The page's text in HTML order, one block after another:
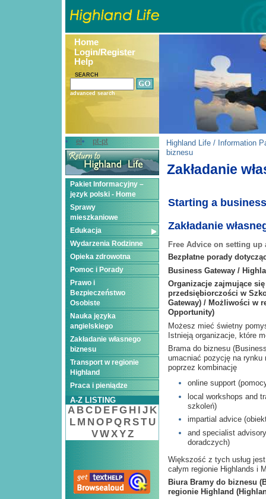
Home
Login/Register
Help
SEARCH
advanced search
el pt-pt
Pakiet Informacyjny –
język polski - Home
Sprawy
mieszkaniowe
Edukacja
Wydarzenia Rodzinne
Opieka zdrowotna
Pomoc i Porady
Prawo i
Bezpieczeństwo
Osobiste
Nauka języka
angielskiego
Zakładanie własnego
biznesu
Transport w regionie
Highland
Praca i pieniądze
A-Z LISTING
A BC D E FG H I J K
L M N O PQ RST U
VWXYZ
Highland Life / Information
biznesu
Zakładanie
Starting a business
Zakładanie
Free Advice on setting up
Bezpłatne porady
Business Gateway /
Organizacje zajmujące
przedsiębiorczości w
Gateway) / Możliwości w
Opportunity)
Możesz mieć świetny
Istnieją organizacje, które
Brama do biznesu
umacniać pozycję na rynku
poprzez kombinację
online support
local workshops and
szkoleń)
impartial advice
and specialist
doradczych)
Większość z tych usług
całym regionie Highlands i
Biura Bramy do biznesu
regionie Highland